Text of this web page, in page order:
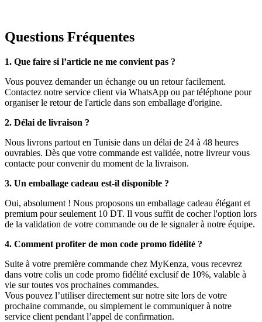
Questions Fréquentes
1. Que faire si l’article ne me convient pas ?
Vous pouvez demander un échange ou un retour facilement.
Contactez notre service client via WhatsApp ou par téléphone pour
organiser le retour de l'article dans son emballage d'origine.
2. Délai de livraison ?
Nous livrons partout en Tunisie dans un délai de 24 à 48 heures
ouvrables. Dès que votre commande est validée, notre livreur vous
contacte pour convenir du moment de la livraison.
3. Un emballage cadeau est-il disponible ?
Oui, absolument ! Nous proposons un emballage cadeau élégant et
premium pour seulement 10 DT. Il vous suffit de cocher l'option lors
de la validation de votre commande ou de le signaler à notre équipe.
4. Comment profiter de mon code promo fidélité ?
Suite à votre première commande chez MyKenza, vous recevrez
dans votre colis un code promo fidélité exclusif de 10%, valable à
vie sur toutes vos prochaines commandes.
Vous pouvez l’utiliser directement sur notre site lors de votre
prochaine commande, ou simplement le communiquer à notre
service client pendant l’appel de confirmation.